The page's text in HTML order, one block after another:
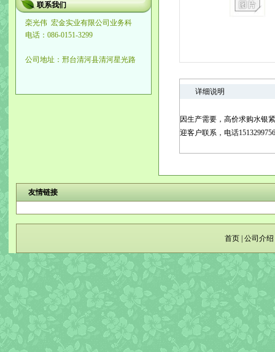
联系我们
栾光伟 宏金实业有限公司业务科
电话：086-0151-3299
公司地址：邢台清河县清河星光路
详细说明
因生产需要，高价求购水银
迎客户联系，电话
友情链接
首页 公司介绍